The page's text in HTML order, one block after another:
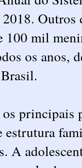
Outros
100 mil
os anos,
principais
estrutura
A